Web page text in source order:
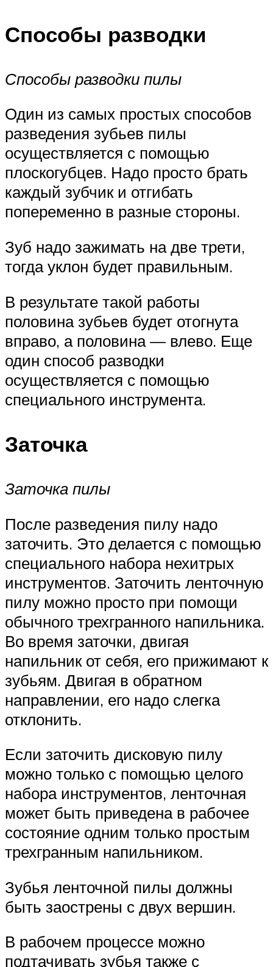
Способы разводки
Способы разводки пилы
Один из самых простых способов
разведения зубьев пилы
осуществляется с помощью
плоскогубцев. Надо просто брать
каждый зубчик и отгибать
попеременно в разные стороны.
Зуб надо зажимать на две трети,
тогда уклон будет правильным.
В результате такой работы
половина зубьев будет отогнута
вправо, а половина — влево. Еще
один способ разводки
осуществляется с помощью
специального инструмента.
Заточка
Заточка пилы
После разведения пилу надо
заточить. Это делается с помощью
специального набора нехитрых
инструментов. Заточить ленточную
пилу можно просто при помощи
обычного трехгранного напильника.
Во время заточки, двигая
напильник от себя, его прижимают к
зубьям. Двигая в обратном
направлении, его надо слегка
отклонить.
Если заточить дисковую пилу
можно только с помощью целого
набора инструментов, ленточная
может быть приведена в рабочее
состояние одним только простым
трехгранным напильником.
Зубья ленточной пилы должны
быть заострены с двух вершин.
В рабочем процессе можно
подтачивать зубья также с